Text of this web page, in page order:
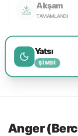
Akşam
TAMAMLANDI
Yatsı
ŞIMDI
Anger